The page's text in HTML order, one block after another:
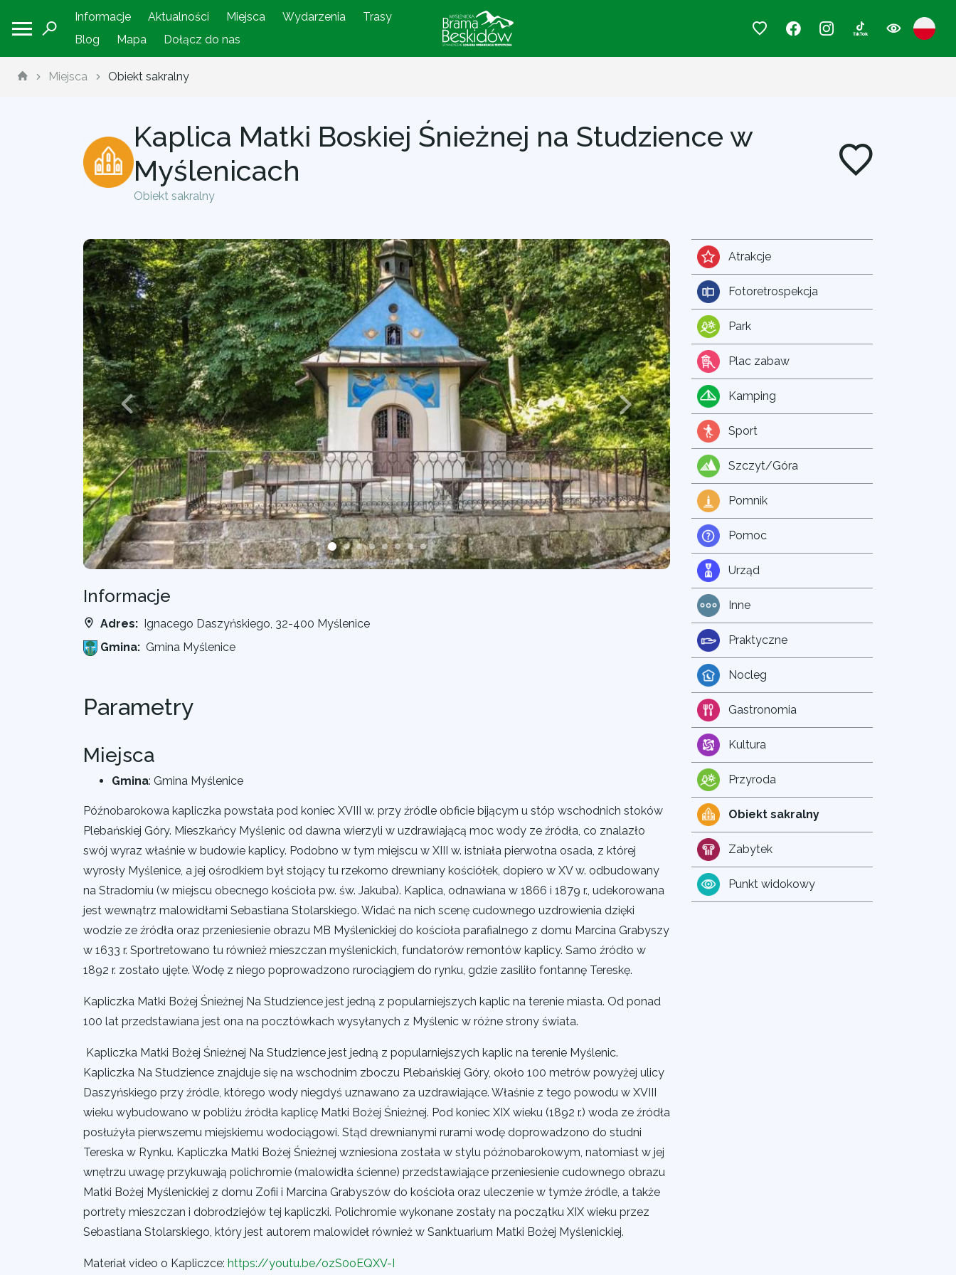
Informacje Aktualności Miejsca Wydarzenia
Trasy
Blog
Mapa Dołącz do nas
Miejsca Obiekt sakralny
Kaplica Matki Boskiej Śnieżnej na Studzience w
Myślenicach
Obiekt sakralny
Informacje
Adres: Ignacego Daszyńskiego, 32-400 Myślenice
Gmina: Gmina Myślenice
Parametry
Miejsca
Gmina: Gmina Myślenice
Późnobarokowa kapliczka powstała pod koniec XVIII w. przy źródle obficie bijącym u stóp wschodnich stoków
Plebańskiej Góry. Mieszkańcy Myślenic od dawna wierzyli w uzdrawiającą moc wody ze źródła, co znalazło
swój wyraz właśnie w budowie kaplicy. Podobno w tym miejscu w XIII w. istniała pierwotna osada, z której
wyrosły Myślenice, a jej ośrodkiem był stojący tu rzekomo drewniany kościółek, dopiero w XV w. odbudowany
na Stradomiu (w miejscu obecnego kościoła pw. św. Jakuba). Kaplica, odnawiana w 1866 i 1879 r., udekorowana
jest wewnątrz malowidłami Sebastiana Stolarskiego. Widać na nich scenę cudownego uzdrowienia dzięki
wodzie ze źródła oraz przeniesienie obrazu MB Myślenickiej do kościoła parafialnego z domu Marcina Grabyszy
w 1633 r. Sportretowano tu również mieszczan myślenickich, fundatorów remontów kaplicy. Samo źródło w
1892 r. zostało ujęte. Wodę z niego poprowadzono rurociągiem do rynku, gdzie zasiliło fontannę Tereskę.
Kapliczka Matki Bożej Śnieżnej Na Studzience jest jedną z popularniejszych kaplic na terenie miasta. Od ponad
100 lat przedstawiana jest ona na pocztówkach wysyłanych z Myślenic w różne strony świata.
Kapliczka Matki Bożej Śnieżnej Na Studzience jest jedną z popularniejszych kaplic na terenie Myślenic.
Kapliczka Na Studzience znajduje się na wschodnim zboczu Plebańskiej Góry, około 100 metrów powyżej ulicy
Daszyńskiego przy źródle, którego wody niegdyś uznawano za uzdrawiające. Właśnie z tego powodu w XVIII
wieku wybudowano w pobliżu źródła kaplicę Matki Bożej Śnieżnej. Pod koniec XIX wieku (1892 r.) woda ze źródła
posłużyła pierwszemu miejskiemu wodociągowi. Stąd drewnianymi rurami wodę doprowadzono do studni
Tereska w Rynku. Kapliczka Matki Bożej Śnieżnej wzniesiona została w stylu późnobarokowym, natomiast w jej
wnętrzu uwagę przykuwają polichromie (malowidła ścienne) przedstawiające przeniesienie cudownego obrazu
Matki Bożej Myślenickiej z domu Zofii i Marcina Grabyszów do kościoła oraz uleczenie w tymże źródle, a także
portrety mieszczan i dobrodziejów tej kapliczki. Polichromie wykonane zostały na początku XIX wieku przez
Sebastiana Stolarskiego, który jest autorem malowideł również w Sanktuarium Matki Bożej Myślenickiej.
Materiał video o Kapliczce: https://youtu.be/ozS0oEQXV-I
Atrakcje
Fotoretrospekcja
Park
Plac zabaw
Kamping
Sport
Szczyt/Góra
Pomnik
Pomoc
Urząd
Inne
Praktyczne
Nocleg
Gastronomia
Kultura
Przyroda
Obiekt sakralny
Zabytek
Punkt widokowy